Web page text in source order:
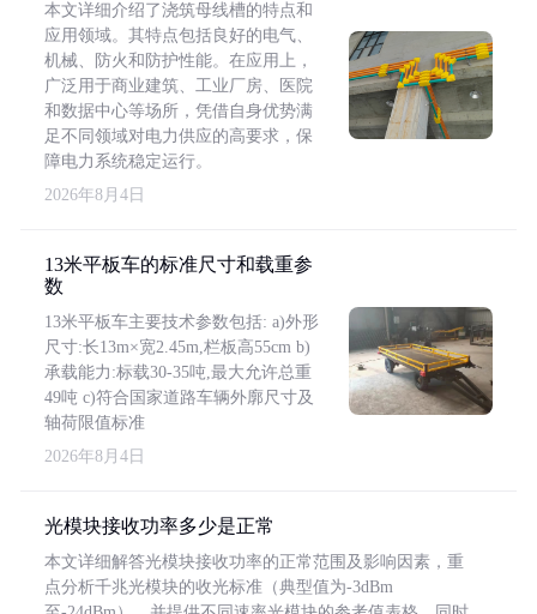
本文详细介绍了浇筑母线槽的特点和
应用领域。其特点包括良好的电气、
机械、防火和防护性能。在应用上，
广泛用于商业建筑、工业厂房、医院
和数据中心等场所，凭借自身优势满
足不同领域对电力供应的高要求，保
障电力系统稳定运行。
2026年8月4日
13米平板车的标准尺寸和载重参
数
13米平板车主要技术参数包括: a)外形
尺寸:长13m×宽2.45m,栏板高55cm b)
承载能力:标载30-35吨,最大允许总重
49吨 c)符合国家道路车辆外廓尺寸及
轴荷限值标准
2026年8月4日
光模块接收功率多少是正常
本文详细解答光模块接收功率的正常范围及影响因素，重
点分析千兆光模块的收光标准（典型值为-3dBm